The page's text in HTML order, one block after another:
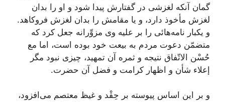
گمان آنكه لغزشى در گفتارش پیدا شود و او را بدان
لغزش مأخوذ دارد، و یا مقامش را بدان لغزش فروكاهد.
و یكبار نامه‌هائى را بر علیه وى مزوِّرانه جعل كرد كه
متضمّن دعوت مردم به بیعت خود بوده است، اما مع
حُسْن الاتّفاق نتیجه و ثمره آن تمهید، چیزى نبود مگر
إعلاء شأن و اظهار كرامت و فضل آن حضرت.
و بر این اساس پیوسته بر حِقْد و غیظ معتصم مى‌افزود،